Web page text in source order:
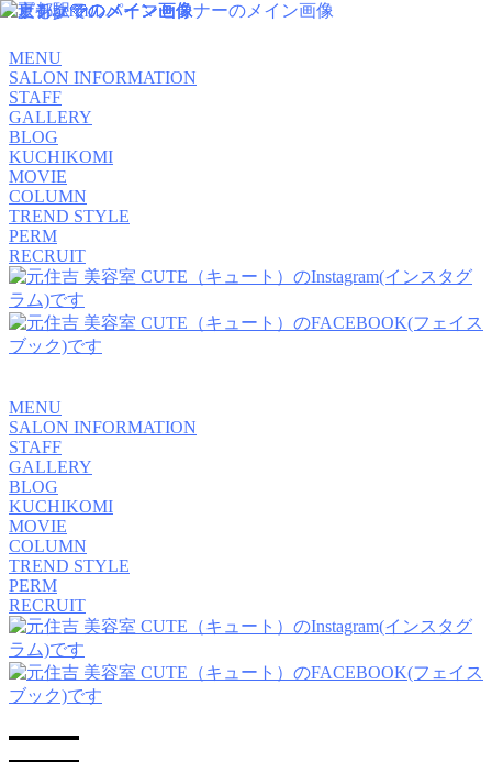
MENU
SALON INFORMATION
STAFF
GALLERY
BLOG
KUCHIKOMI
MOVIE
COLUMN
TREND STYLE
PERM
RECRUIT
MENU
SALON INFORMATION
STAFF
GALLERY
BLOG
KUCHIKOMI
MOVIE
COLUMN
TREND STYLE
PERM
RECRUIT